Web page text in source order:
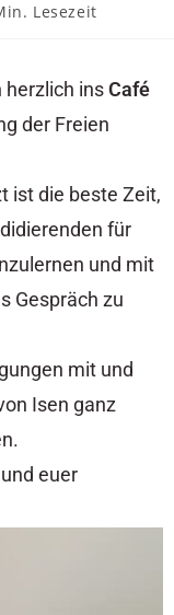
Lesezeit
herzlich insCafé
der Freien
ist die beste Zeit,
für
und mit
Gespräch zu
mit und
Isen ganz
euer